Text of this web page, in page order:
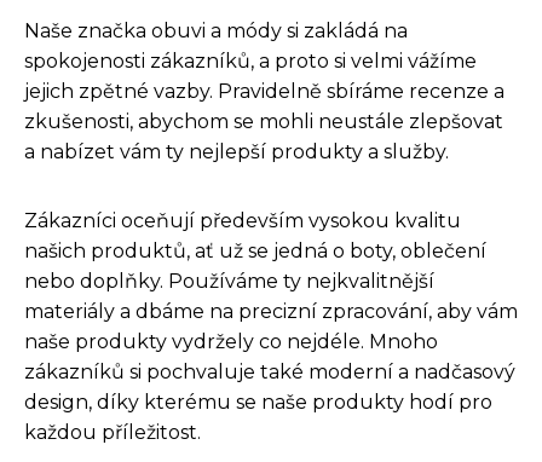
Naše značka obuvi a módy si zakládá na
spokojenosti zákazníků, a proto si velmi vážíme
jejich zpětné vazby. Pravidelně sbíráme recenze a
zkušenosti, abychom se mohli neustále zlepšovat
a nabízet vám ty nejlepší produkty a služby.
Zákazníci oceňují především vysokou kvalitu
našich produktů, ať už se jedná o boty, oblečení
nebo doplňky. Používáme ty nejkvalitnější
materiály a dbáme na precizní zpracování, aby vám
naše produkty vydržely co nejdéle. Mnoho
zákazníků si pochvaluje také moderní a nadčasový
design, díky kterému se naše produkty hodí pro
každou příležitost.